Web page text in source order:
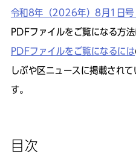
令和8年（2026年）8月1日
PDFファイルをご覧になる方法
PDFファイルをご覧になるには
しぶや区ニュースに掲載され
す。
目次